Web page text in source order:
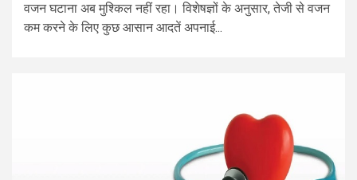
वजन घटाना अब मुश्किल नहीं रहा। विशेषज्ञों के अनुसार, तेजी से वजन
कम करने के लिए कुछ आसान आदतें अपनाई...